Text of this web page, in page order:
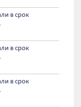
в срок
в срок
в срок